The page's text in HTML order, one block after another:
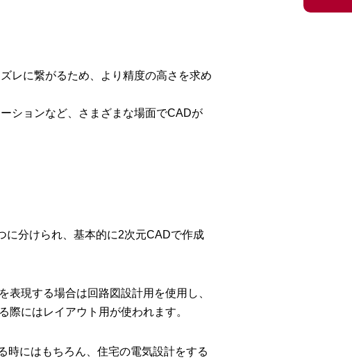
レに繋がるため、より精度の高さを求め
ションなど、さまざまな場面でCADが
に分けられ、基本的に2次元CADで作成
表現する場合は回路図設計用を使用し、
際にはレイアウト用が使われます。
時にはもちろん、住宅の電気設計をする